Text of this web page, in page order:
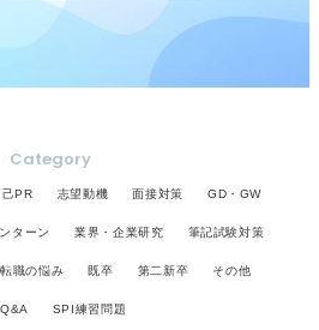
Category
己PR 志望動機 面接対策 GD・GW
ターン 業界・企業研究 筆記試験対策
職の悩み 既卒 第二新卒 その他
SPI練習問題